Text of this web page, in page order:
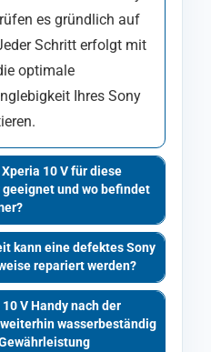
es gründlich auf
Schritt erfolgt mit
optimale
Ihres Sony
10 V für diese
und wo befindet
kann eine defektes Sony
repariert werden?
V Handy nach der
wasserbeständig